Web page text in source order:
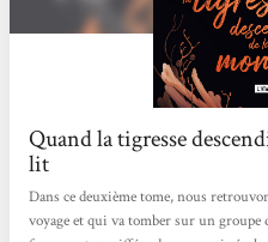
Quand la tigresse
lit
Dans ce deuxième tome, nous
voyage et qui va tomber sur un groupe